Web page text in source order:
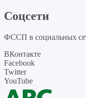
Соцсети
ФССП в социальных
ВКонтакте
Facebook
Twitter
YouTube